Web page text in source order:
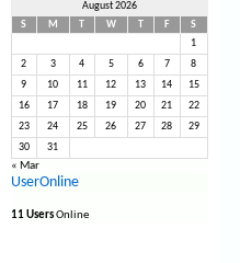
August 2026
S
M W F
S
1
2 3 4 5 6 7 8
9 10 11 12 13 14 15
16 17 18 19 20 21 22
23 24 25 26 27 28 29
30 31
« Mar
UserOnline
11 UsersOnline